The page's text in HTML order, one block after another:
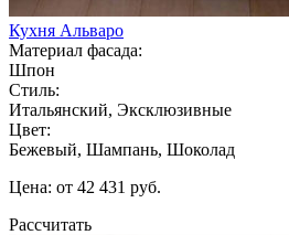
Кухня Альваро
Материал фасада:
Шпон
Стиль:
Итальянский, Эксклюзивные
Цвет:
Бежевый, Шампань, Шоколад
Цена: от 42 431 руб.
Рассчитать